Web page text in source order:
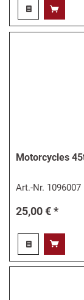
Motorcycles
Art.-Nr. 1096007
25,00 € *